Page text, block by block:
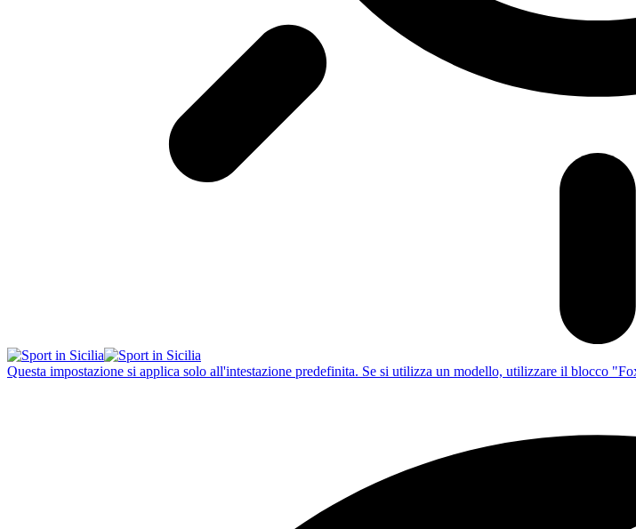
Questa impostazione si applica solo all'intestazione predefinita. Se si utilizza un modello, utilizzare il blocco